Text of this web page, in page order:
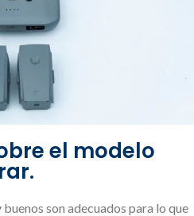
el modelo
son adecuados para lo que